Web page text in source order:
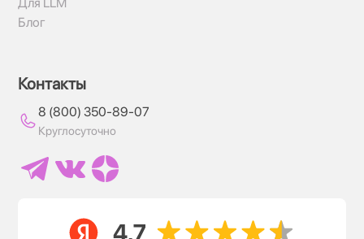
Блог
Контакты
8 (800) 350-89-07
Круглосуточно